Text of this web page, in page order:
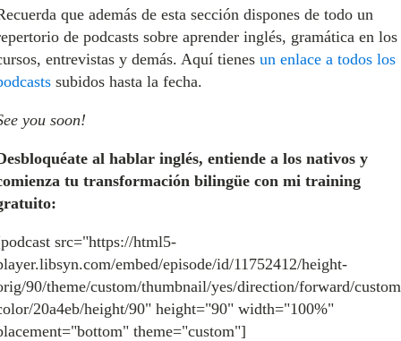
que además de esta sección dispones de todo un
de podcasts sobre aprender inglés, gramática en los
entrevistas y demás. Aquí tienes un enlace a todos los
subidos hasta la fecha.
you soon!
al hablar inglés, entiende a los nativos y
tu transformación bilingüe con mi training
src="https://html5-
embed/episode/id/11752412/height-
90/theme/custom/thumbnail/yes/direction/forward/
20a4eb/height/90" height="90" width="100%"
theme="custom"]